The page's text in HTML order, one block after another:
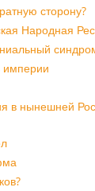
сторону?
Народная
империи
в нынешней